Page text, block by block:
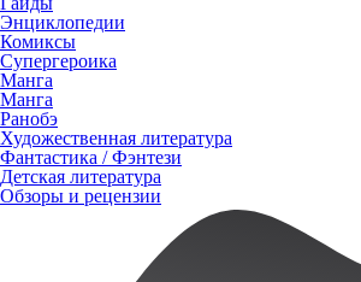
Энциклопедии
Комиксы
Супергероика
Манга
Манга
Ранобэ
Художественная литература
Фантастика / Фэнтези
Детская литература
Обзоры и рецензии